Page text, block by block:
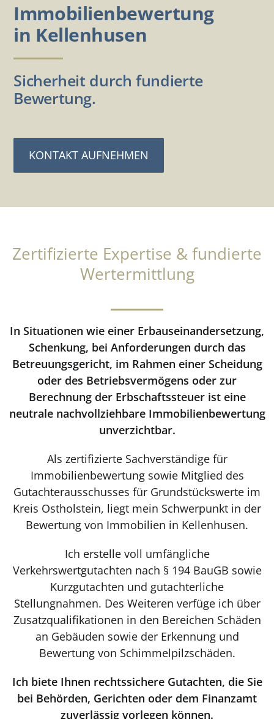
Immobilienbewertung
in Kellenhusen
Sicherheit durch fundierte
Bewertung.
KONTAKT AUFNEHMEN
Zertifizierte Expertise & fundierte
Wertermittlung
In Situationen wie einer Erbauseinandersetzung,
Schenkung, bei Anforderungen durch das
Betreuungsgericht, im Rahmen einer Scheidung
oder des Betriebsvermögens oder zur
Berechnung der Erbschaftssteuer ist eine
neutrale nachvollziehbare Immobilienbewertung
unverzichtbar.
Als zertifizierte Sachverständige für
Immobilienbewertung sowie Mitglied des
Gutachterausschusses für Grundstückswerte im
Kreis Ostholstein, liegt mein Schwerpunkt in der
Bewertung von Immobilien in Kellenhusen.
Ich erstelle voll umfängliche
Verkehrswertgutachten nach § 194 BauGB sowie
Kurzgutachten und gutachterliche
Stellungnahmen. Des Weiteren verfüge ich über
Zusatzqualifikationen in den Bereichen Schäden
an Gebäuden sowie der Erkennung und
Bewertung von Schimmelpilzschäden.
Ich biete Ihnen rechtssichere Gutachten, die Sie
bei Behörden, Gerichten oder dem Finanzamt
zuverlässig vorlegen können.